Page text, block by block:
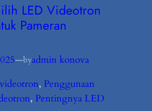
LED Videotron
Pameran
—byadmin konova
, Penggunaan
, Pentingnya LED